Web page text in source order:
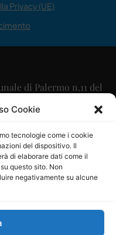
Cookie
tecnologie come i cookie
del dispositivo. Il
di elaborare dati come il
questo sito. Non
negativamente su alcune
Privacy (UE)
di Palermo n.11 del
Scaglione
Calabrese